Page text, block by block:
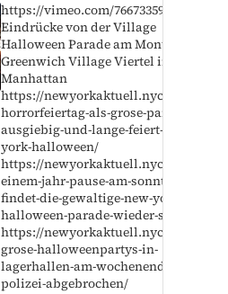
https://vimeo.com/766733596
Eindrücke von der Village
Halloween Parade am Montag im
Greenwich Village Viertel in
Manhattan
https://newyorkaktuell.nyc/der-
horrorfeiertag-als-grose-party-so-
ausgiebig-und-lange-feiert-new-
york-halloween/
https://newyorkaktuell.nyc/nach-
einem-jahr-pause-am-sonntag-
findet-die-gewaltige-new-yorker-
halloween-parade-wieder-statt/
https://newyorkaktuell.nyc/zwei-
grose-halloweenpartys-in-
lagerhallen-am-wochenende-von-
polizei-abgebrochen/